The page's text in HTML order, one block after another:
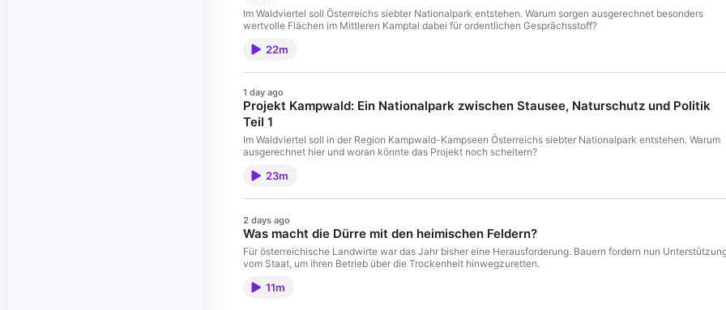
Im Waldviertel soll Österreichs siebter Nationalpark entstehen. Warum sorgen ausgerechnet besonders
wertvolle Flächen im Mittleren Kamptal dabei für ordentlichen Gesprächsstoff?
22m
1 day ago
Projekt Kampwald: Ein Nationalpark zwischen Stausee, Naturschutz und Politik
Teil 1
Im Waldviertel soll in der Region Kampwald-Kampseen Österreichs siebter Nationalpark entstehen. Warum
ausgerechnet hier und woran könnte das Projekt noch scheitern?
23m
2 days ago
Was macht die Dürre mit den heimischen Feldern?
Für österreichische Landwirte war das Jahr bisher eine Herausforderung. Bauern fordern nun
vom Staat, um ihren Betrieb über die Trockenheit hinwegzuretten.
11m